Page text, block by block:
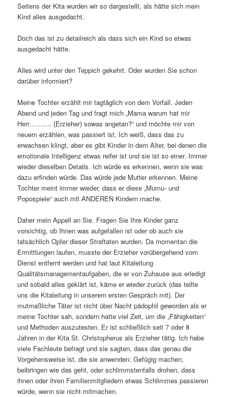
Seitens der Kita wurden wir so dargestellt, als hätte sich mein
Kind alles ausgedacht.
Doch das ist zu detailreich als dass sich ein Kind so etwas
ausgedacht hätte.
Alles wird unter den Teppich gekehrt. Oder wurden Sie schon
darüber informiert?
Meine Tochter erzählt mir tagtäglich von dem Vorfall. Jeden
Abend und jeden Tag und fragt mich „Mama warum hat mir
Herr………. (Erzieher) sowas angetan?“ und möchte mir von
neuem erzählen, was passiert ist. Ich weiß, dass das zu
erwachsen klingt, aber es gibt Kinder in dem Alter, bei denen die
emotionale Intelligenz etwas reifer ist und sie ist so einer. Immer
wieder dieselben Details. Ich würde es erkennen, wenn sie was
dazu erfinden würde. Das würde jede Mutter erkennen. Meine
Tochter meint immer wieder, dass er diese „Mumu- und
Popospiele“ auch mit ANDEREN Kindern mache.
Daher mein Appell an Sie. Fragen Sie Ihre Kinder ganz
vorsichtig, ob Ihnen was aufgefallen ist oder ob auch sie
tatsächlich Opfer dieser Straftaten wurden. Da momentan die
Ermittlungen laufen, musste der Erzieher vorübergehend vom
Dienst entfernt werden und hat laut Kitaleitung
Qualitätsmanagementaufgaben, die er von Zuhause aus erledigt
und sobald alles geklärt ist, käme er wieder zurück (das teilte
uns die Kitaleitung in unserem ersten Gespräch mit). Der
mutmaßliche Täter ist nicht über Nacht pädophil geworden als er
meine Tochter sah, sondern hatte viel Zeit, um die „Fähigkeiten“
und Methoden auszutesten. Er ist schließlich seit 7 oder 8
Jahren in der Kita St. Christopherus als Erzieher tätig. Ich habe
viele Fachleute befragt und sie sagten, dass das genau die
Vorgehensweise ist, die sie anwenden: Gefügig machen,
beibringen wie das geht, oder schlimmstenfalls drohen, dass
ihnen oder ihren Familienmitgliedern etwas Schlimmes passieren
würde, wenn sie nicht mitmachen.